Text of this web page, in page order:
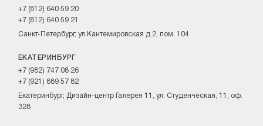
+7 (812) 640 59 20
+7 (812) 640 59 21
Санкт-Петербург, ул Кантемировская д.2, пом. 104
ЕКАТЕРИНБУРГ
+7 (982) 747 08 26
+7 (921) 889 57 82
Екатеринбург, Дизайн-центр Галерея 11, ул. Студенческая, 11, оф.
328